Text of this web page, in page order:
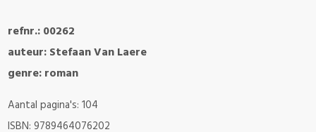
refnr.: 00262
auteur: Stefaan Van Laere
genre: roman
Aantal pagina's: 104
ISBN: 9789464076202